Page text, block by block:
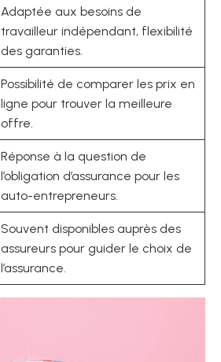
Adaptée aux besoins de
travailleur indépendant, flexibilité
des garanties.
Possibilité de comparer les prix en
ligne pour trouver la meilleure
offre.
Réponse à la question de
l’obligation d’assurance pour les
auto-entrepreneurs.
Souvent disponibles auprès des
assureurs pour guider le choix de
l’assurance.